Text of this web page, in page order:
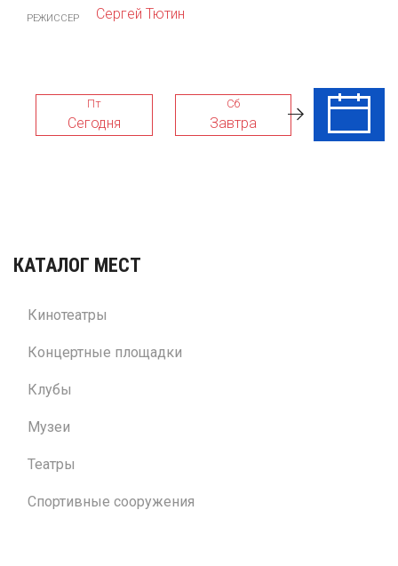
РЕЖИССЕР Сергей Тютин
Пт
Сегодня
Сб
Завтра
Вс
КАТАЛОГ МЕСТ
Кинотеатры
Концертные площадки
Клубы
Музеи
Театры
Спортивные сооружения